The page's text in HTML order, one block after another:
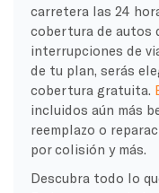
carretera las 24
cobertura de autos
interrupciones de
de tu plan, serás
cobertura gratuita.
incluidos aún más
reemplazo o
por colisión y más.
Descubra todo lo